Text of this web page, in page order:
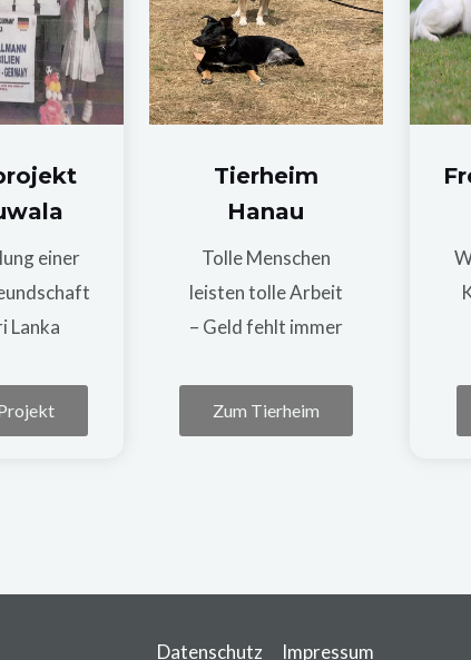
einer
Lanka
Tierheim
Hanau
Tolle Menschen
leisten tolle Arbeit
– Geld fehlt immer
Zum Tierheim
Datenschutz Impressum